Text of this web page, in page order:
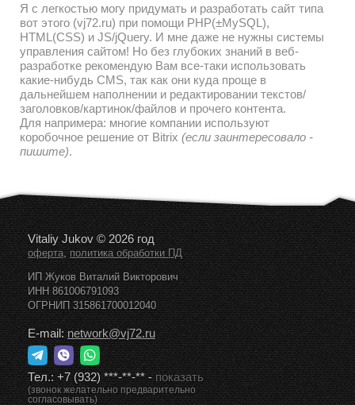
Я с легкостью могу придумать и разработать сайт типа
вот этого (vj72.ru) при помощи PHP(±MySQL),
HTML(CSS) и JS/jQuery. И мне даже не нужны системы
управления сайтом! Но без глубоких знаний в веб-
разработке рекомендую Вам все-таки использовать
какие-нибудь CMS, так как они куда проще в
дальнейшем наполнении и редактировании текстов/
заголовков/картинок/файлов и прочего контента.
Для напримера: многие компании используют
коробочное решение от Bitrix (если заинтересовало -
пишите).
Vitaliy Jukov © 2026 год
оферта,политика обработки ПД
ИП Жуков Виталий Викторович
ИНН 861006791093
ОГРНИП 315861700012040
E-mail:network@vj72.ru
Тел.:+7 (932) ***-**-**-показать
(звонок желательно предварительно
согласовывать)